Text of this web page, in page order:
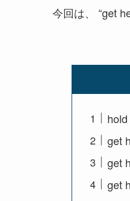
今回は、 “get
get
get
get